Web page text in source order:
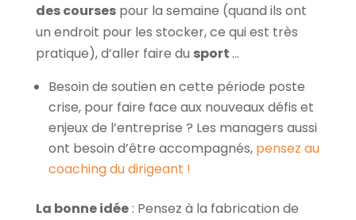
des coursespour la semaine (quand ils ont
un endroit pour les stocker, ce qui est très
pratique), d’aller faire du sport…
Besoin de soutien en cette période poste
crise, pour faire face aux nouveaux défis et
enjeux de l’entreprise ? Les managers aussi
ont besoin d’être accompagnés, pensez au
coaching du dirigeant !
La bonne idée: Pensez à la fabrication de